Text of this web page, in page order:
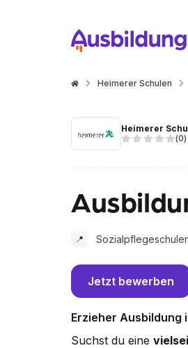
Heimerer Schulen
Heimerer
(0)
📍
Jetzt bewerben
Erzieher Ausbildung
Suchst du eine